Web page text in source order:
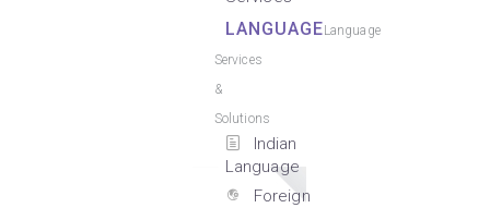
LANGUAGELanguage
Services
&
Solutions
Indian
Language
Foreign